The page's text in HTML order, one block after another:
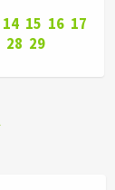
14 15 16 17
28 29